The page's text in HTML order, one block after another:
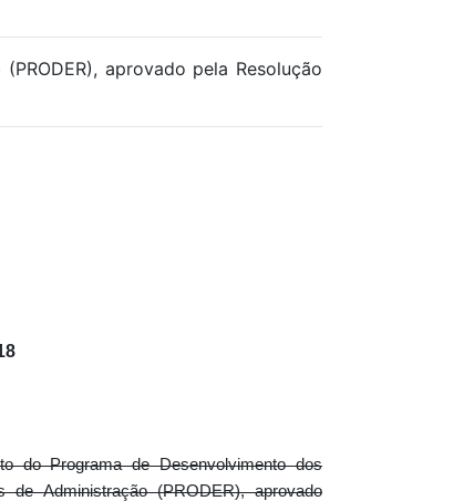
aprovado pela Resolução
do Programa de Desenvolvimento dos
de Administração (PRODER), aprovado